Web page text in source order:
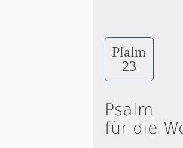
Pſalm
23
Psalm
für die